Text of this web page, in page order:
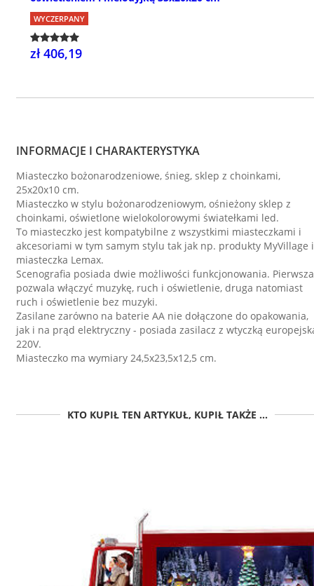
WYCZERPANY
zł 406,19
INFORMACJE I CHARAKTERYSTYKA
Miasteczko bożonarodzeniowe, śnieg, sklep z choinkami,
25x20x10 cm.
Miasteczko w stylu bożonarodzeniowym, ośnieżony sklep z
choinkami, oświetlone wielokolorowymi światełkami led.
To miasteczko jest kompatybilne z wszystkimi miasteczkami i
akcesoriami w tym samym stylu tak jak np. produkty MyVillage i
miasteczka Lemax.
Scenografia posiada dwie możliwości funkcjonowania. Pierwsza
pozwala włączyć muzykę, ruch i oświetlenie, druga natomiast
ruch i oświetlenie bez muzyki.
Zasilane zarówno na baterie AA nie dołączone do opakowania,
jak i na prąd elektryczny - posiada zasilacz z wtyczką
220V.
Miasteczko ma wymiary 24,5x23,5x12,5 cm.
KTO KUPIŁ TEN ARTYKUŁ, KUPIŁ TAKŻE ...